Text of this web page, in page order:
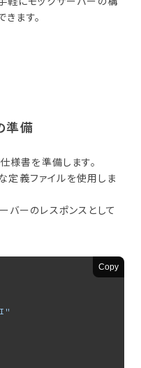
ます。
準備
書を準備します。
定義ファイルを使用しま
ーのレスポンスとして
Copy